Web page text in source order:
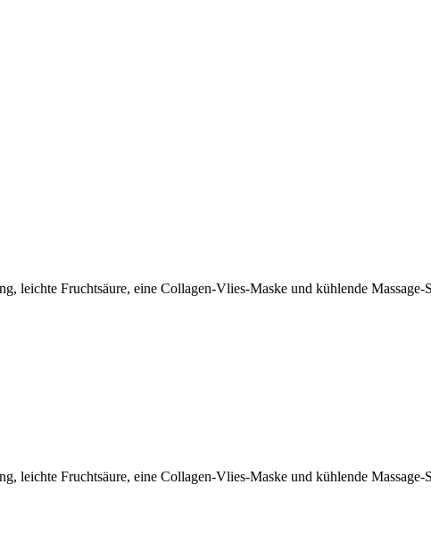
leichte Fruchtsäure, eine Collagen-Vlies-Maske und kühlende
leichte Fruchtsäure, eine Collagen-Vlies-Maske und kühlende